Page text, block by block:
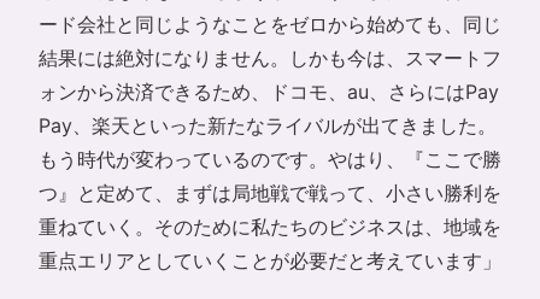
ード会社と同じようなことをゼロから始めても、同じ
結果には絶対になりません。しかも今は、スマートフ
ォンから決済できるため、ドコモ、au、さらにはPay
Pay、楽天といった新たなライバルが出てきました。
もう時代が変わっているのです。やはり、『ここで勝
つ』と定めて、まずは局地戦で戦って、小さい勝利を
重ねていく。そのために私たちのビジネスは、地域を
重点エリアとしていくことが必要だと考えています」